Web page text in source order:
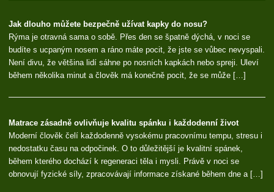
Jak dlouho můžete bezpečně užívat kapky do nosu?
Rýma je otravná sama o sobě. Přes den se špatně dýchá, v noci se
budíte s ucpaným nosem a ráno máte pocit, že jste se vůbec nevyspali.
Není divu, že většina lidí sáhne po nosních kapkách nebo spreji. Uleví
během několika minut a člověk má konečně pocit, že se může […]
Matrace zásadně ovlivňuje kvalitu spánku i každodenní život
Moderní člověk čelí každodenně vysokému pracovnímu tempu, stresu i
nedostatku času na odpočinek. O to důležitější je kvalitní spánek,
během kterého dochází k regeneraci těla i mysli. Právě v noci se
obnovují fyzické síly, zpracovávají informace získané během dne a […]